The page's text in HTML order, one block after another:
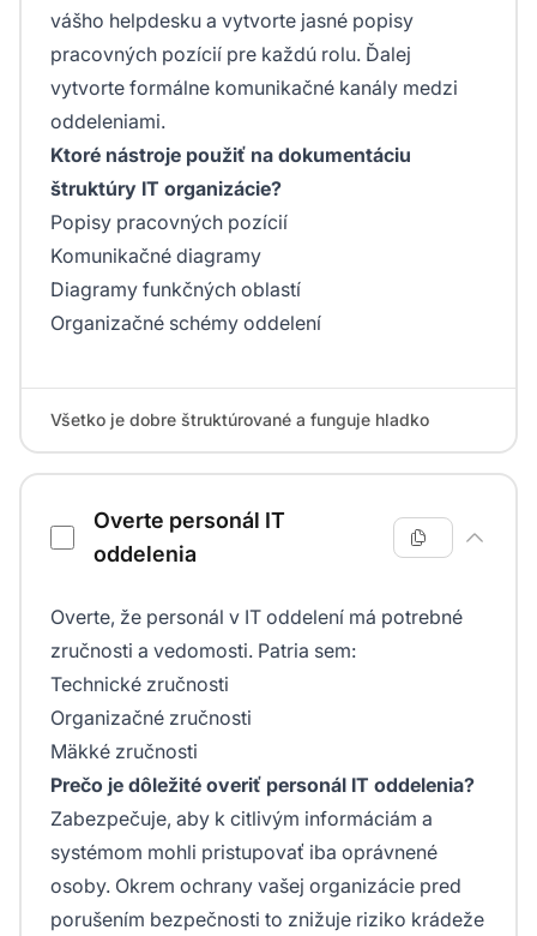
vášho helpdesku a vytvorte jasné popisy
pracovných pozícií pre každú rolu. Ďalej
vytvorte formálne komunikačné kanály medzi
oddeleniami.
Ktoré nástroje použiť na dokumentáciu
štruktúry IT organizácie?
Popisy pracovných pozícií
Komunikačné diagramy
Diagramy funkčných oblastí
Organizačné schémy oddelení
Všetko je dobre štruktúrované a funguje hladko
Overte personál IT
oddelenia
Overte, že personál v IT oddelení má potrebné
zručnosti a vedomosti. Patria sem:
Technické zručnosti
Organizačné zručnosti
Mäkké zručnosti
Prečo je dôležité overiť personál IT oddelenia?
Zabezpečuje, aby k citlivým informáciám a
systémom mohli pristupovať iba oprávnené
osoby. Okrem ochrany vašej organizácie pred
porušením bezpečnosti to znižuje riziko krádeže